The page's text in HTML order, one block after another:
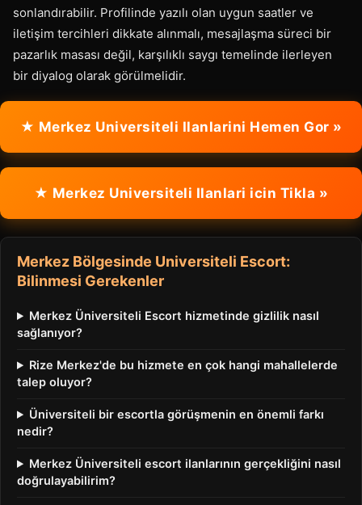
sonlandırabilir. Profilinde yazılı olan uygun saatler ve
iletişim tercihleri dikkate alınmalı, mesajlaşma süreci bir
pazarlık masası değil, karşılıklı saygı temelinde ilerleyen
bir diyalog olarak görülmelidir.
★ Merkez Universiteli Ilanlarini Hemen Gor »
★ Merkez Universiteli Ilanlari icin Tikla »
Merkez Bölgesinde Universiteli Escort:
Bilinmesi Gerekenler
Merkez Üniversiteli Escort hizmetinde gizlilik nasıl
sağlanıyor?
Rize Merkez'de bu hizmete en çok hangi mahallelerde
talep oluyor?
Üniversiteli bir escortla görüşmenin en önemli farkı
nedir?
Merkez Üniversiteli escort ilanlarının gerçekliğini nasıl
doğrulayabilirim?